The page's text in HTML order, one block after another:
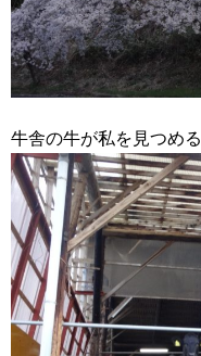
牛舎の牛が私を見つめる